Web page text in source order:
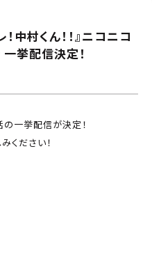
中村くん！！』ニコニコ
挙配信決定！
一挙配信が決定！
ください！